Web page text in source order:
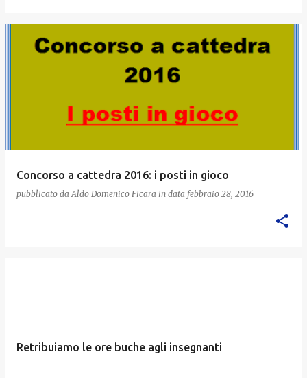
Concorso a cattedra 2016: i posti in gioco
pubblicato da Aldo Domenico Ficara in data febbraio 28, 2016
Retribuiamo le ore buche agli insegnanti